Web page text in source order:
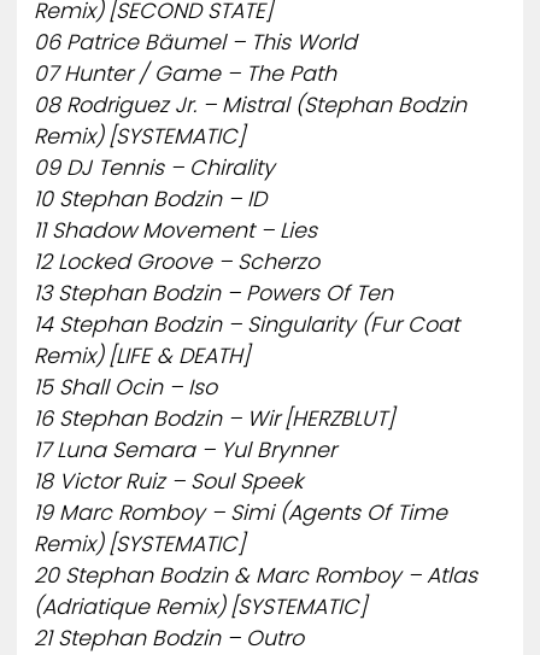
Remix) [SECOND STATE]
06 Patrice Bäumel – This World
07 Hunter / Game – The Path
08 Rodriguez Jr. – Mistral (Stephan Bodzin
Remix) [SYSTEMATIC]
09 DJ Tennis – Chirality
10 Stephan Bodzin – ID
11 Shadow Movement – Lies
12 Locked Groove – Scherzo
13 Stephan Bodzin – Powers Of Ten
14 Stephan Bodzin – Singularity (Fur Coat
Remix) [LIFE & DEATH]
15 Shall Ocin – Iso
16 Stephan Bodzin – Wir [HERZBLUT]
17 Luna Semara – Yul Brynner
18 Victor Ruiz – Soul Speek
19 Marc Romboy – Simi (Agents Of Time
Remix) [SYSTEMATIC]
20 Stephan Bodzin & Marc Romboy – Atlas
(Adriatique Remix) [SYSTEMATIC]
21 Stephan Bodzin – Outro